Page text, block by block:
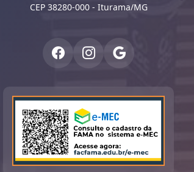
CEP 38280-000 - Iturama/MG